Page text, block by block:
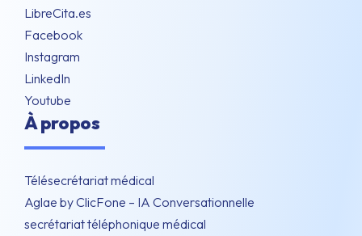
LibreCita.es
Facebook
Instagram
LinkedIn
Youtube
À propos
Télésecrétariat médical
Aglae by ClicFone – IA Conversationnelle
secrétariat téléphonique médical